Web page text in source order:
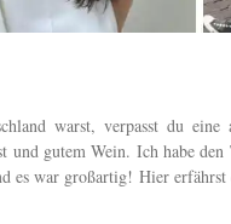
warst, verpasst du eine
und gutem Wein. Ich habe den
es war großartig! Hier erfährst